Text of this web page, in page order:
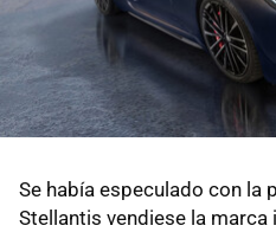
Se había especulado con la
Stellantis vendiese la